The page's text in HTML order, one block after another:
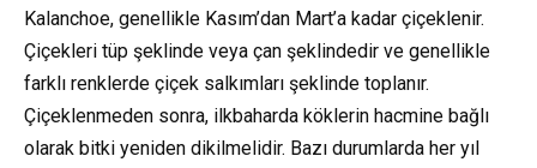
Kalanchoe, genellikle Kasım’dan Mart’a kadar çiçeklenir.
Çiçekleri tüp şeklinde veya çan şeklindedir ve genellikle
farklı renklerde çiçek salkımları şeklinde toplanır.
Çiçeklenmeden sonra, ilkbaharda köklerin hacmine bağlı
olarak bitki yeniden dikilmelidir. Bazı durumlarda her yıl